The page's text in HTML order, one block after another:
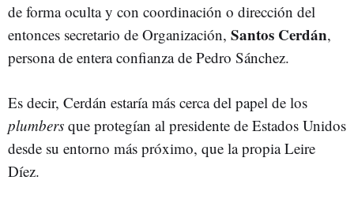
de forma oculta y con coordinación o dirección del
entonces secretario de Organización, Santos Cerdán,
persona de entera confianza de Pedro Sánchez.
Es decir, Cerdán estaría más cerca del papel de los
plumbers que protegían al presidente de Estados Unidos
desde su entorno más próximo, que la propia Leire
Díez.